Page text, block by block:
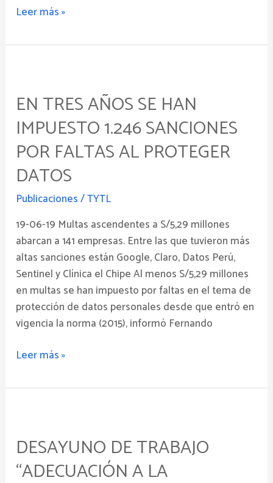
Leer más »
EN TRES AÑOS SE HAN
IMPUESTO 1.246 SANCIONES
POR FALTAS AL PROTEGER
DATOS
Publicaciones/TYTL
19-06-19 Multas ascendentes a S/5,29 millones
abarcan a 141 empresas. Entre las que tuvieron más
altas sanciones están Google, Claro, Datos Perú,
Sentinel y Clínica el Chipe Al menos S/5,29 millones
en multas se han impuesto por faltas en el tema de
protección de datos personales desde que entró en
vigencia la norma (2015), informó Fernando
años
se
han
impuesto
1.246
sanciones
por
faltas
al
proteger
datos
Leer más »
DESAYUNO DE TRABAJO
“ADECUACIÓN A LA
Trabajo
“Adecuación